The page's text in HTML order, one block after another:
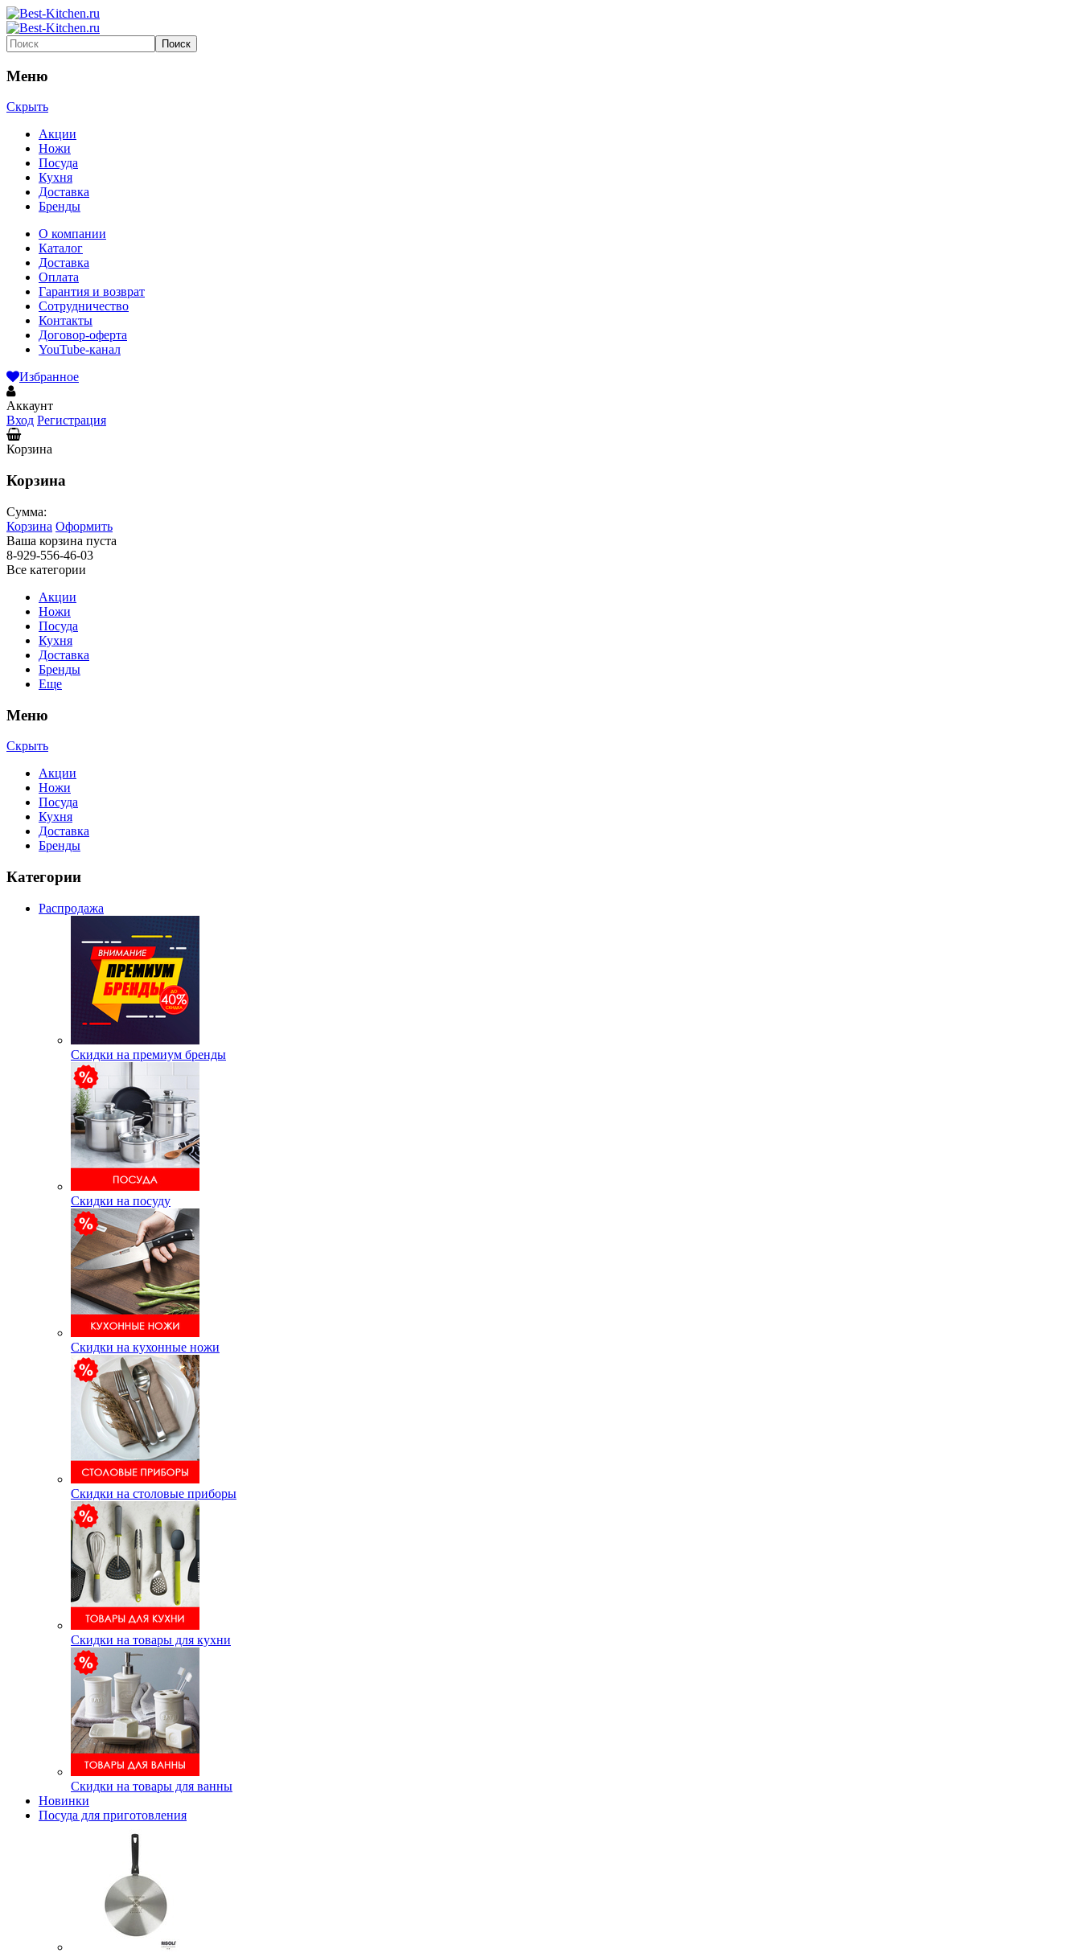
Меню
Скрыть
Акции
Ножи
Посуда
Кухня
Доставка
Бренды
О компании
Каталог
Доставка
Оплата
Гарантия и возврат
Сотрудничество
Контакты
Договор-оферта
YouTube-канал
Избранное
Аккаунт
Вход Регистрация
Корзина
Корзина
Сумма:
Корзина Оформить
Ваша корзина пуста
8-929-556-46-03
Все категории
Акции
Ножи
Посуда
Кухня
Доставка
Бренды
Еще
Меню
Скрыть
Акции
Ножи
Посуда
Кухня
Доставка
Бренды
Категории
Распродажа
Скидки на премиум бренды
Скидки на посуду
Скидки на кухонные ножи
Скидки на столовые приборы
Скидки на товары для кухни
Скидки на товары для ванны
Новинки
Посуда для приготовления